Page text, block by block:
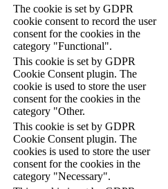
The cookie is set by GDPR
cookie consent to record the user
consent for the cookies in the
category "Functional".
This cookie is set by GDPR
Cookie Consent plugin. The
cookie is used to store the user
consent for the cookies in the
category "Other.
This cookie is set by GDPR
Cookie Consent plugin. The
cookies is used to store the user
consent for the cookies in the
category "Necessary".